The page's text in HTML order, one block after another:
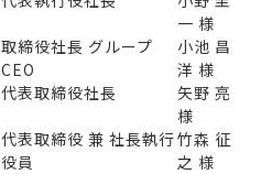
一 様
取締役社長 グループ
CEO
小池 昌
洋 様
代表取締役社長
矢野 亮
様
代表取締役 兼 社長執行
役員
竹森 征
之 様